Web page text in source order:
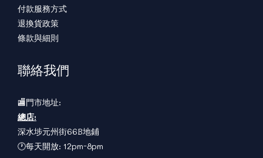
付款服務方式
退換貨政策
條款與細則
聯絡我們
🏬門市地址:
總店:
深水埗元州街66B地鋪
🕐每天開放: 12pm-8pm